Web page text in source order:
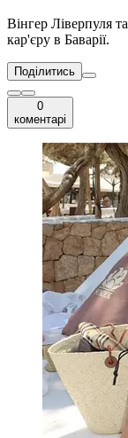
Вінгер Ліверпуля
кар'єру в Баварії.
Поділитись
0
коментарі